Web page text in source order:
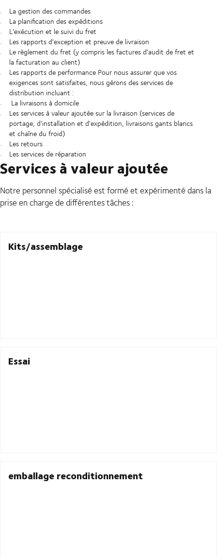
La gestion des commandes
La planification des expéditions
L'exécution et le suivi du fret
Les rapports d'exception et preuve de livraison
Le règlement du fret (y compris les factures d'audit de fret et
la facturation au client)
Les rapports de performance Pour nous assurer que vos
exigences sont satisfaites, nous gérons des services de
distribution incluant :
La livraisons à domicile
Les services à valeur ajoutée sur la livraison (services de
portage, d'installation et d'expédition, livraisons gants blancs
et chaîne du froid)
Les retours
Les services de réparation
Services à valeur ajoutée
Notre personnel spécialisé est formé et expérimenté dans la
prise en charge de différentes tâches :
Kits/assemblage
Essai
emballage reconditionnement